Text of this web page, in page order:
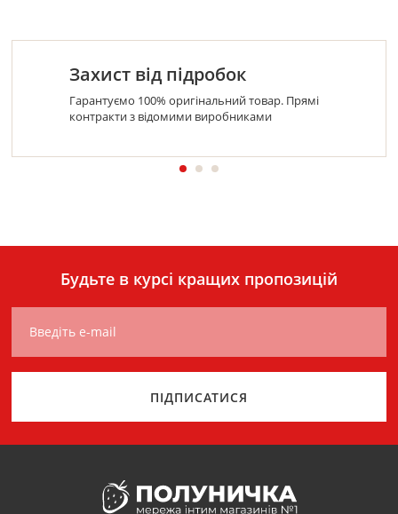
Захист від підробок
Гарантуємо 100% оригінальний товар. Прямі
контракти з відомими виробниками
Будьте в курсі кращих пропозицій
Введіть e-mail
ПІДПИСАТИСЯ